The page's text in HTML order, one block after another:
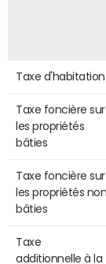
Taxe d'habitation
Taxe foncière sur
les propriétés
bâties
Taxe foncière sur
les propriétés non
bâties
Taxe
additionnelle à la